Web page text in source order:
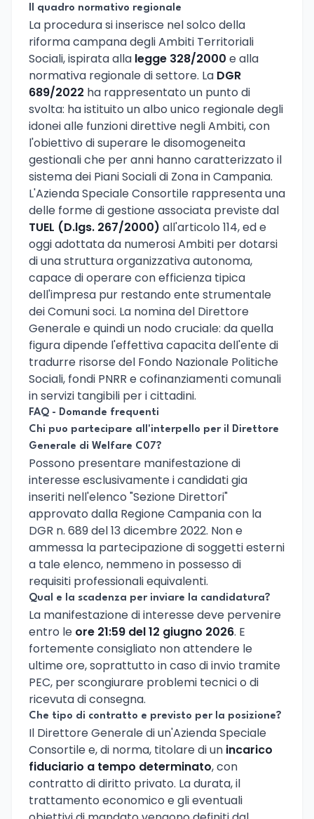
Il quadro normativo regionale
La procedura si inserisce nel solco della
riforma campana degli Ambiti Territoriali
Sociali, ispirata alla legge 328/2000 e alla
normativa regionale di settore. La DGR
689/2022 ha rappresentato un punto di
svolta: ha istituito un albo unico regionale degli
idonei alle funzioni direttive negli Ambiti, con
l'obiettivo di superare le disomogeneita
gestionali che per anni hanno caratterizzato il
sistema dei Piani Sociali di Zona in Campania.
L'Azienda Speciale Consortile rappresenta una
delle forme di gestione associata previste dal
TUEL (D.lgs. 267/2000) all'articolo 114, ed e
oggi adottata da numerosi Ambiti per dotarsi
di una struttura organizzativa autonoma,
capace di operare con efficienza tipica
dell'impresa pur restando ente strumentale
dei Comuni soci. La nomina del Direttore
Generale e quindi un nodo cruciale: da quella
figura dipende l'effettiva capacita dell'ente di
tradurre risorse del Fondo Nazionale Politiche
Sociali, fondi PNRR e cofinanziamenti comunali
in servizi tangibili per i cittadini.
FAQ - Domande frequenti
Chi puo partecipare all'interpello per il Direttore
Generale di Welfare C07?
Possono presentare manifestazione di
interesse esclusivamente i candidati gia
inseriti nell'elenco "Sezione Direttori"
approvato dalla Regione Campania con la
DGR n. 689 del 13 dicembre 2022. Non e
ammessa la partecipazione di soggetti esterni
a tale elenco, nemmeno in possesso di
requisiti professionali equivalenti.
Qual e la scadenza per inviare la candidatura?
La manifestazione di interesse deve pervenire
entro le ore 21:59 del 12 giugno 2026. E
fortemente consigliato non attendere le
ultime ore, soprattutto in caso di invio tramite
PEC, per scongiurare problemi tecnici o di
ricevuta di consegna.
Che tipo di contratto e previsto per la posizione?
Il Direttore Generale di un'Azienda Speciale
Consortile e, di norma, titolare di un incarico
fiduciario a tempo determinato, con
contratto di diritto privato. La durata, il
trattamento economico e gli eventuali